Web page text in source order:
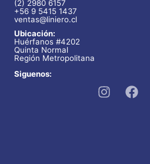
(2) 2980 6157
+56 9 5415 1437
ventas@liniero.cl
Ubicación:
Huérfanos #4202
Quinta Normal
Región Metropolitana
Siguenos: